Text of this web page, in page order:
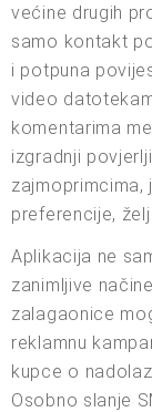
većine drugih
samo kontakt
i potpuna
video
komentarima
izgradnji
zajmoprimcima,
preferencije,
Aplikacija ne
zanimljive
zalagaonice
reklamnu
kupce o
Osobno slanje